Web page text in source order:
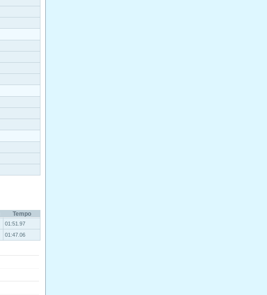
Tempo
01:51.97
01:47.06